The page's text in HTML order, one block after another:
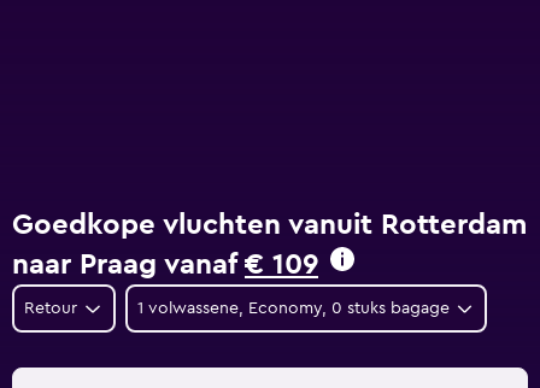
Goedkope vluchten vanuit Rotterdam
naar Praag vanaf € 109
Retour 1 volwassene, Economy, 0 stuks bagage